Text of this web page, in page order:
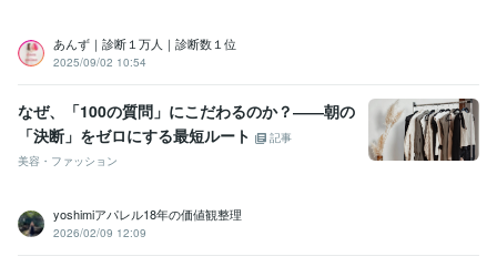
あんず｜診断１万人｜診断数１位
2025/09/02 10:54
なぜ、「100の質問」にこだわるのか？――朝の
「決断」をゼロにする最短ルート
記事
美容・ファッション
yoshimiアパレル18年の価値観整理
2026/02/09 12:09